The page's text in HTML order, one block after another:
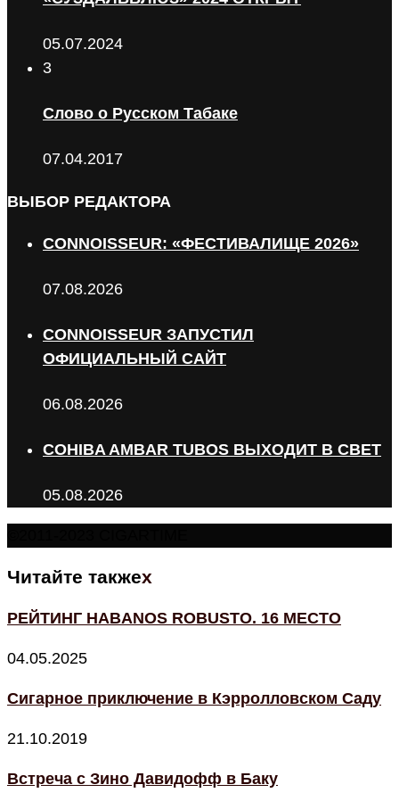
05.07.2024
3
Слово о Русском Табаке
07.04.2017
ВЫБОР РЕДАКТОРА
CONNOISSEUR: «ФЕСТИВАЛИЩЕ 2026»
07.08.2026
CONNOISSEUR ЗАПУСТИЛ
ОФИЦИАЛЬНЫЙ САЙТ
06.08.2026
COHIBA AMBAR TUBOS ВЫХОДИТ В СВЕТ
05.08.2026
Читайте такжеx
РЕЙТИНГ HABANOS ROBUSTO. 16 МЕСТО
04.05.2025
Сигарное приключение в Кэрролловском Саду
21.10.2019
Встреча с Зино Давидофф в Баку